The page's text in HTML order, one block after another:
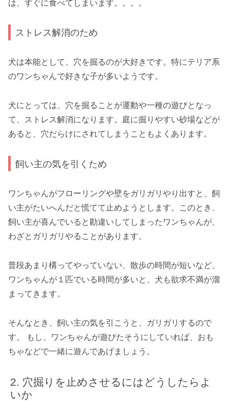
は、すぐに食べてしまいます。。。。
ストレス解消のため
犬は本能として、穴を掘るのが大好きです。特にテリア系
のワンちゃんで好きな子が多いようです。
犬にとっては、穴を掘ることが運動や一種の遊びとなっ
て、ストレス解消になります。庭に掘りやすい砂場などが
あると、穴だらけにされてしまうこともよくあります。
飼い主の気を引くため
ワンちゃんがフローリングや壁をガリガリやり出すと、飼
い主がたいへんだと慌てて止めようとします。このとき、
飼い主が喜んでいると勘違いしてしまったワンちゃんが、
わざとガリガリやることがあります。
普段あまり構ってやっていない、散歩の時間が短いなど、
ワンちゃんが１匹でいる時間が多いと、犬も欲求不満が溜
まってきます。
そんなとき、飼い主の気を引こうと、ガリガリするので
す。 もし、ワンちゃんが遊びたそうにしていれば、おも
ちゃなどで一緒に遊んであげましょう。
穴掘りを止めさせるにはどうしたらよ
いか